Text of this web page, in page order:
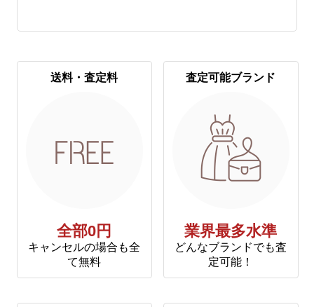
送料・査定料
全部0円
キャンセルの場合も全
て無料
査定可能ブランド
業界最多水準
どんなブランドでも査
定可能！